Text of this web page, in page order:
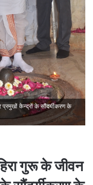
केन्द्रों के सौंदर्यीकरण के
गुरू के जीवन